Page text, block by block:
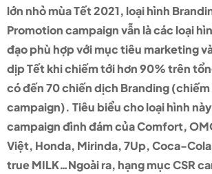
lớn nhỏ mùa Tết 2021, loại hình
Promotion campaign vẫn là các loại
đạo phù hợp với mục tiêu marketing
dịp Tết khi chiếm tới hơn 90% trên
có đến 70 chiến dịch Branding
campaign). Tiêu biểu cho loại hình
campaign đình đám của Comfort,
Việt, Honda, Mirinda, 7Up, Coca-
true MILK…Ngoài ra, hạng mục CSR